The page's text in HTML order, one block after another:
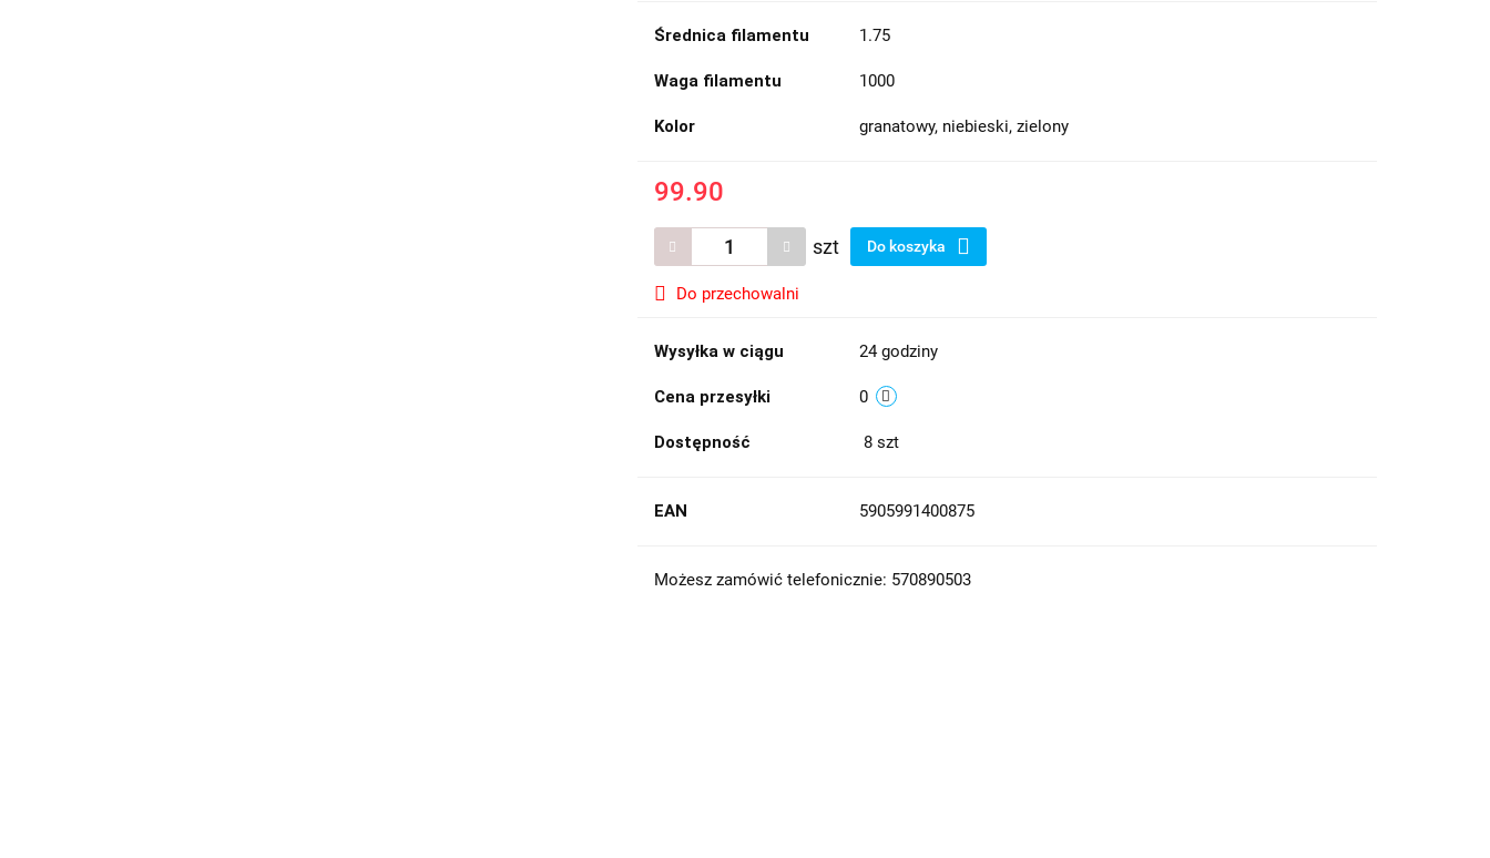
Średnica filamentu 1.75
Waga filamentu 1000
Kolor granatowy, niebieski, zielony
99.90
szt Do koszyka
Do przechowalni
Wysyłka w ciągu 24 godziny
Cena przesyłki 0
Dostępność 8 szt
EAN 5905991400875
Możesz zamówić telefonicznie: 570890503